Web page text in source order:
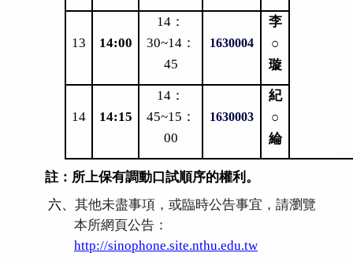
13 14:00
14 ：
30~14：
45
1630004
李
○
璇
14 14:15
14 ：
45~15：
00
1630003
紀
○
綸
註：所上保有調動口試順序的權利。
六、其他未盡事項，或臨時公告事宜，請瀏覽
本所網頁公告：
http://sinophone.site.nthu.edu.tw